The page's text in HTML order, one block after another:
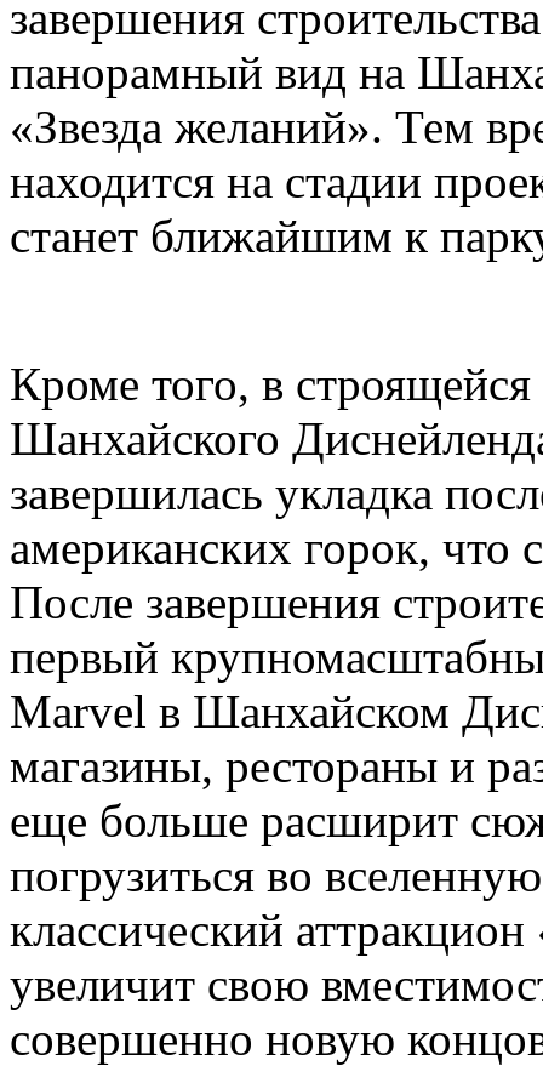
завершения
панорамный вид на
«Звезда желаний». Тем
находится на стадии
станет ближайшим к
Кроме того, в строящейся
Шанхайского
завершилась укладка
американских горок, что
После завершения
первый
Marvel в Шанхайском
магазины, рестораны и
еще больше расширит
погрузиться во
классический
увеличит свою
совершенно новую